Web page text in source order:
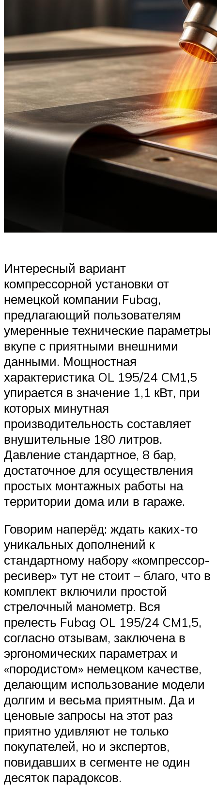
Интересный вариант
компрессорной установки от
немецкой компании Fubag,
предлагающий пользователям
умеренные технические параметры
вкупе с приятными внешними
данными. Мощностная
характеристика OL 195/24 CM1,5
упирается в значение 1,1 кВт, при
которых минутная
производительность составляет
внушительные 180 литров.
Давление стандартное, 8 бар,
достаточное для осуществления
простых монтажных работы на
территории дома или в гараже.
Говорим наперёд: ждать каких-то
уникальных дополнений к
стандартному набору «компрессор-
ресивер» тут не стоит – благо, что в
комплект включили простой
стрелочный манометр. Вся
прелесть Fubag OL 195/24 CM1,5,
согласно отзывам, заключена в
эргономических параметрах и
«породистом» немецком качестве,
делающим использование модели
долгим и весьма приятным. Да и
ценовые запросы на этот раз
приятно удивляют не только
покупателей, но и экспертов,
повидавших в сегменте не один
десяток парадоксов.